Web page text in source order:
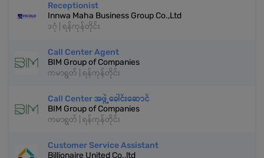
Receptionist
Innwa Maha Business Group Co.,Ltd
ဒဂုံ | ရန်ကုန်တိုင်း
Call Center Agent
BIM Group of Companies
ကမာရွတ် | ရန်ကုန်တိုင်း
Call Center အဖွဲ့ခေါင်းဆောင်
BIM Group of Companies
ကမာရွတ် | ရန်ကုန်တိုင်း
Customer Service Assistant
Billionaire United Co.,ltd